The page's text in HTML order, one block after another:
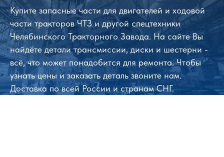
Купите запасные части для двигателей и ходовой
части тракторов ЧТЗ и другой спецтехники
Челябинского Тракторного Завода. На сайте Вы
найдёте детали трансмиссии, диски и шестерни -
всё, что может понадобится для ремонта. Чтобы
узнать цены и заказать деталь звоните нам.
Доставка по всей России и странам СНГ.